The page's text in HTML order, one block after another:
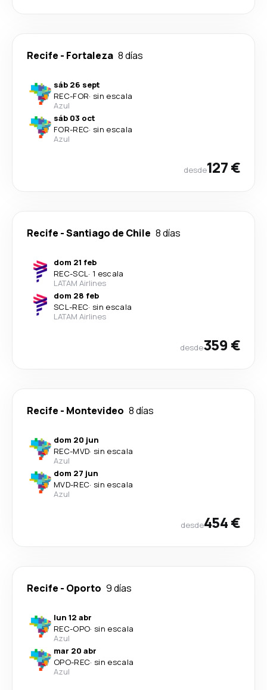
Recife - Fortaleza 8 días
sáb 26 sept
REC-FOR· sin escala
Azul
sáb 03 oct
FOR-REC· sin escala
Azul
desde127 €
Recife -Santiago de Chile 8 días
dom 21 feb
REC-SCL· 1 escala
LATAM Airlines
dom 28 feb
SCL-REC· sin escala
LATAM Airlines
desde359 €
Recife - Montevideo 8 días
dom 20 jun
REC-MVD· sin escala
Azul
dom 27 jun
MVD-REC· sin escala
Azul
desde454 €
Recife - Oporto 9 días
lun 12 abr
REC-OPO· sin escala
Azul
mar 20 abr
OPO-REC· sin escala
Azul